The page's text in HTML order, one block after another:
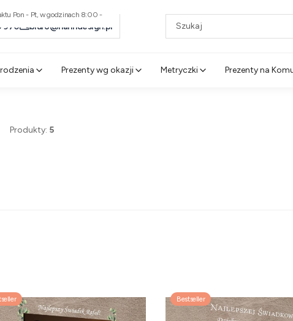
Pon - Pt, w godzinach 8:00 -
970 biuro@hanndesign.pl
Prezenty wg okazji Metryczki Prezenty na
Produkty: 5
Bestseller